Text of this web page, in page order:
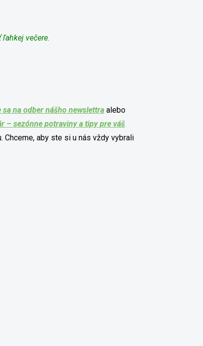
večere.
sa na odber nášho newslettra alebo
– sezónne potraviny a tipy pre váš
Chceme, aby ste si u nás vždy vybrali